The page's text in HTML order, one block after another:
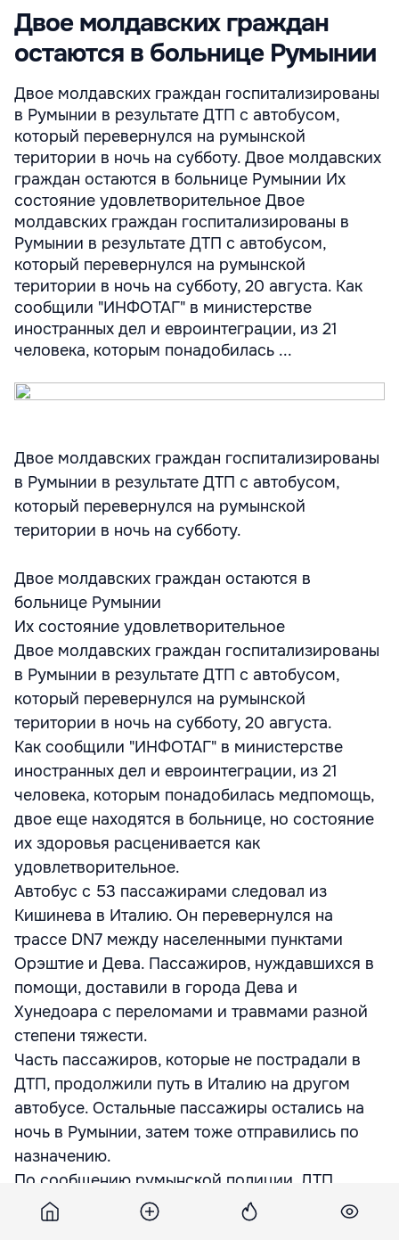
Двое молдавских граждан
остаются в больнице Румынии
Двое молдавских граждан госпитализированы
в Румынии в результате ДТП с автобусом,
который перевернулся на румынской
територии в ночь на субботу. Двое молдавских
граждан остаются в больнице Румынии Их
состояние удовлетворительное Двое
молдавских граждан госпитализированы в
Румынии в результате ДТП с автобусом,
который перевернулся на румынской
територии в ночь на субботу, 20 августа. Как
сообщили "ИНФОТАГ" в министерстве
иностранных дел и евроинтеграции, из 21
человека, которым понадобилась ...
Двое молдавских граждан госпитализированы
в Румынии в результате ДТП с автобусом,
который перевернулся на румынской
територии в ночь на субботу.
Двое молдавских граждан остаются в
больнице Румынии
Их состояние удовлетворительное
Двое молдавских граждан госпитализированы
в Румынии в результате ДТП с автобусом,
который перевернулся на румынской
територии в ночь на субботу, 20 августа.
Как сообщили "ИНФОТАГ" в министерстве
иностранных дел и евроинтеграции, из 21
человека, которым понадобилась медпомощь,
двое еще находятся в больнице, но состояние
их здоровья расценивается как
удовлетворительное.
Автобус с 53 пассажирами следовал из
Кишинева в Италию. Он перевернулся на
трассе DN7 между населенными пунктами
Орэштие и Дева. Пассажиров, нуждавшихся в
помощи, доставили в города Дева и
Хунедоара с переломами и травмами разной
степени тяжести.
Часть пассажиров, которые не пострадали в
ДТП, продолжили путь в Италию на другом
автобусе. Остальные пассажиры остались на
ночь в Румынии, затем тоже отправились по
назначению.
По сообщению румынской полиции, ДТП
произошло из-за несоблюдения правил